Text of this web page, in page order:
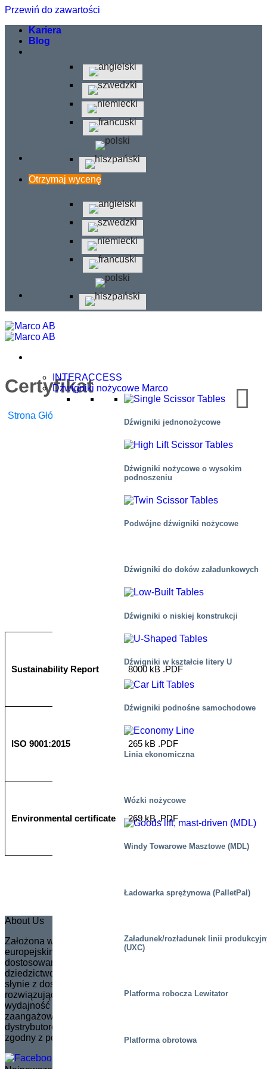
Przewiń do zawartości
Kariera
Blog
Otrzymaj wycenę
INTERACCESS
Dźwigniki nożycowe Marco
Dźwigniki jednonożycowe
Dźwigniki nożycowe o wysokim
podnoszeniu
Podwójne dźwigniki nożycowe
Dźwigniki do doków załadunkowych
Dźwigniki o niskiej konstrukcji
Dźwigniki w kształcie litery U
Dźwigniki podnośne samochodowe
Linia ekonomiczna
Wózki nożycowe
Windy Towarowe Masztowe (MDL)
Ładowarka sprężynowa (PalletPal)
Załadunek/rozładunek linii
(UXC)
Platforma robocza Lewitator
Platforma obrotowa
Certyfikat
Strona Główna
Sustainability Report 8000 kB .PDF
ISO 9001:2015 265 kB .PDF
Environmental certificate 269 kB .PDF
About Us
Założona w 1935 roku w Szwecji firma Marco stała się
europejskim liderem rynkowym w tworzeniu w pełni
dostosowanych nożycowych podnośników. Kontynuując
dziedzictwo swojego założyciela, Svena Marcussona, Marco
słynie z dostarczania innowacyjnych rozwiązań
rozwiązujących problemy, które zwiększają bezpieczeństwo i
wydajność w szerokim zakresie zastosowań. Marka jest
zaangażowana w zarządzanie i szkolenie sieci
dystrybutorów, zapewniając, że rozwój produktów jest
zgodny z potrzebami rynku.